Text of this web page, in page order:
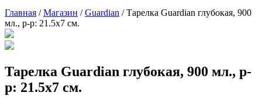
Главная /Магазин /Guardian /Тарелка Guardian глубокая, 900
мл., р-р: 21.5х7 см.
Тарелка Guardian глубокая, 900 мл., р-
р: 21.5х7 см.